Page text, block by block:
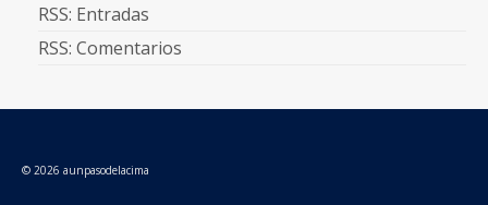
RSS: Entradas
RSS: Comentarios
© 2026 aunpasodelacima